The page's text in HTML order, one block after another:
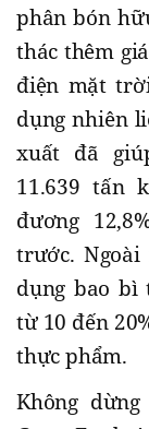
phân bón
thác thêm
điện mặt
dụng nhiên
xuất đã
11.639 tấn
đương
trước. Ngoài
dụng bao bì
từ 10 đến
thực phẩm.
Không